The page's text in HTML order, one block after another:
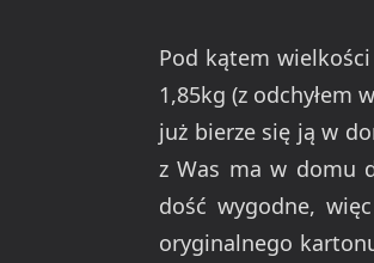
Pod kątem
1,85kg (z odchyłem
już bierze się ją w
z Was ma w domu
dość wygodne,
oryginalnego